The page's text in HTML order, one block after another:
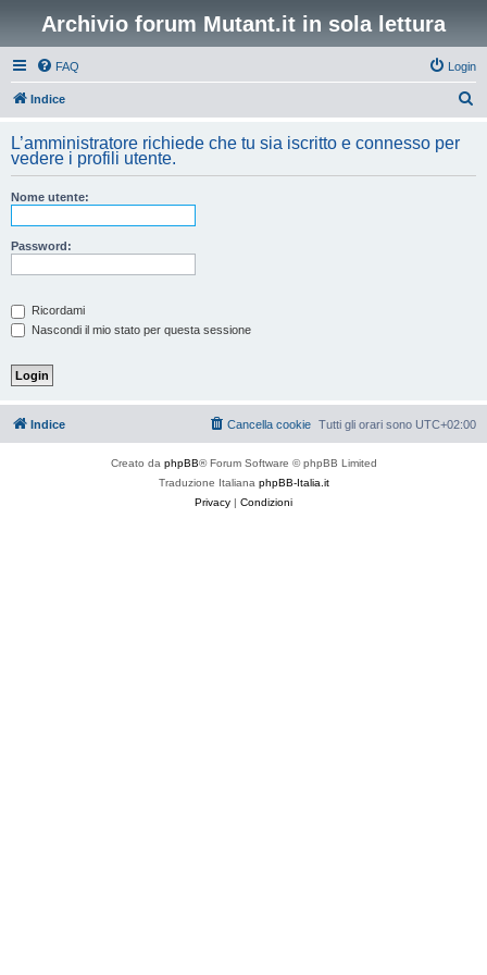
Archivio forum Mutant.it in sola lettura
FAQ Login
Indice
c
L’amministratore richiede che tu sia iscritto e connesso per
vedere i profili utente.
Nome utente:
Password:
Ricordami
Nascondi il mio stato per questa sessione
Indice Tutti gli orari sono UTC+02:00
Cancella cookie
Creato da phpBB® Forum Software © phpBB Limited
Traduzione Italiana phpBB-Italia.it
Privacy | Condizioni